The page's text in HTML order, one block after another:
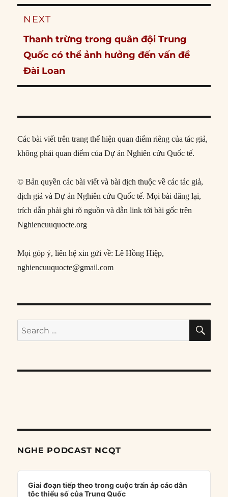
post:
NEXT
Next
post:
Thanh trừng trong quân đội Trung
Quốc có thể ảnh hưởng đến vấn đề
Đài Loan
Các bài viết trên trang thể hiện quan điểm riêng của tác giả,
không phải quan điểm của Dự án Nghiên cứu Quốc tế.
© Bản quyền các bài viết và bài dịch thuộc về các tác giả,
dịch giả và Dự án Nghiên cứu Quốc tế. Mọi bài đăng lại,
trích dẫn phải ghi rõ nguồn và dẫn link tới bài gốc trên
Nghiencuuquocte.org
Mọi góp ý, liên hệ xin gửi về: Lê Hồng Hiệp,
nghiencuuquocte@gmail.com
Search
for:
NGHE PODCAST NCQT
Audio
Player
Giai đoạn tiếp theo trong cuộc trấn áp các dân
tộc thiểu số của Trung Quốc